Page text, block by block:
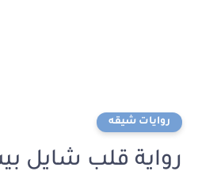
روايات شيقه
رواية قلب شايل